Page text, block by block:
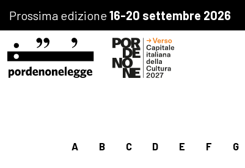
Prossima edizione16-20 settembre 2026
A B C D E F G